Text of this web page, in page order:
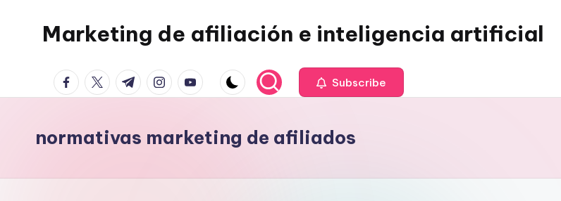
contenido
Marketing de afiliación e inteligencia artificial
facebook.com
twitter.com
t.me instagram.com
youtube.com Subscribe
normativas marketing de afiliados